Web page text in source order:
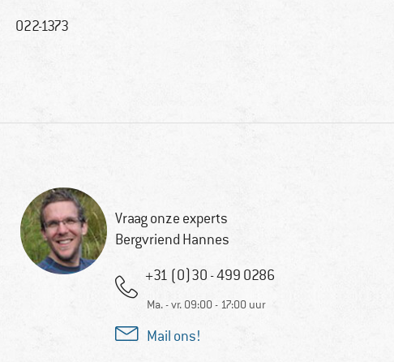
022-1373
Vraag onze experts
Bergvriend Hannes
+31 (0)30 - 499 0286
Ma. - vr. 09:00 - 17:00 uur
Mail ons!